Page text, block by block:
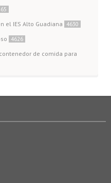
el IES Alto Guadiana 4630
4626
de comida para